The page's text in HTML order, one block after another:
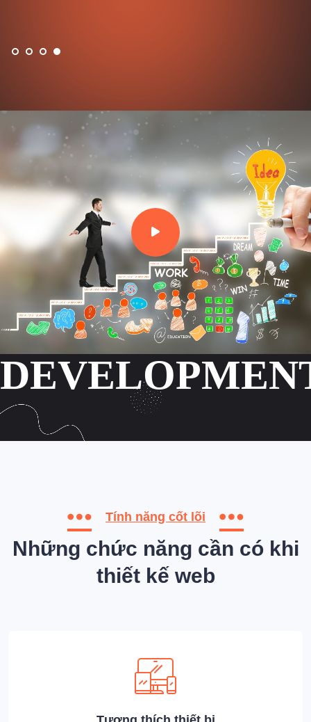
Tính năng cốt lõi
Những chức năng cần có khi
thiết kế web